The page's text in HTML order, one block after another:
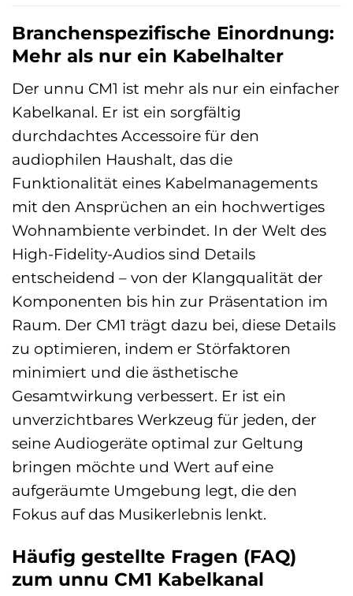
Branchenspezifische Einordnung:
Mehr als nur ein Kabelhalter
Der unnu CM1 ist mehr als nur ein einfacher
Kabelkanal. Er ist ein sorgfältig
durchdachtes Accessoire für den
audiophilen Haushalt, das die
Funktionalität eines Kabelmanagements
mit den Ansprüchen an ein hochwertiges
Wohnambiente verbindet. In der Welt des
High-Fidelity-Audios sind Details
entscheidend – von der Klangqualität der
Komponenten bis hin zur Präsentation im
Raum. Der CM1 trägt dazu bei, diese Details
zu optimieren, indem er Störfaktoren
minimiert und die ästhetische
Gesamtwirkung verbessert. Er ist ein
unverzichtbares Werkzeug für jeden, der
seine Audiogeräte optimal zur Geltung
bringen möchte und Wert auf eine
aufgeräumte Umgebung legt, die den
Fokus auf das Musikerlebnis lenkt.
Häufig gestellte Fragen (FAQ)
zum unnu CM1 Kabelkanal